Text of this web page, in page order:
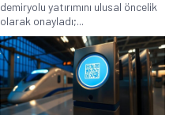
demiryolu yatırımını ulusal öncelik
olarak onayladı;...